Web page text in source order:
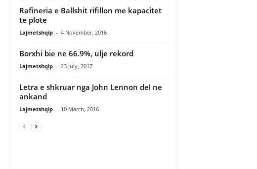
Rafineria e Ballshit rifillon me kapacitet
te plote
Lajmetshqip - 4 November, 2016
Borxhi bie ne 66.9%, ulje rekord
Lajmetshqip - 23 July, 2017
Letra e shkruar nga John Lennon del ne
ankand
Lajmetshqip - 10 March, 2016